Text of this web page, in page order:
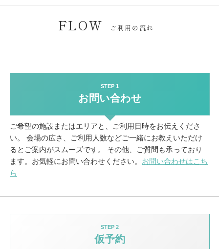
FLOW ご利用の流れ
STEP 1
お問い合わせ
ご希望の施設またはエリアと、ご利用日時をお伝えくださ
い。
会場の広さ、ご利用人数などご一緒にお教えいただけ
るとご案内がスムーズです。
その他、ご質問も承っており
ます。お気軽にお問い合わせください。 お問い合わせはこち
ら
STEP 2
仮予約